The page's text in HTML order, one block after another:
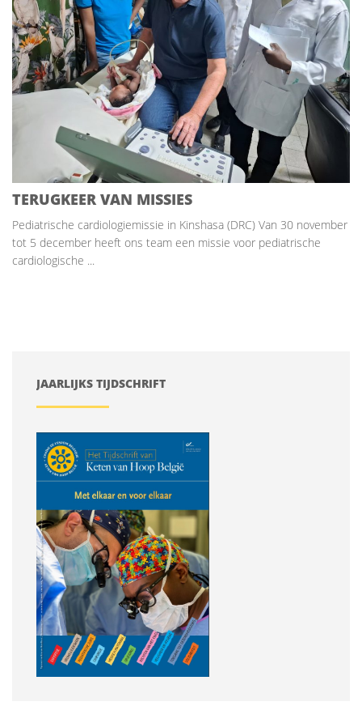
TERUGKEER VAN MISSIES
Pediatrische cardiologiemissie in Kinshasa (DRC) Van 30 november
tot 5 december heeft ons team een missie voor pediatrische
cardiologische ...
JAARLIJKS TIJDSCHRIFT